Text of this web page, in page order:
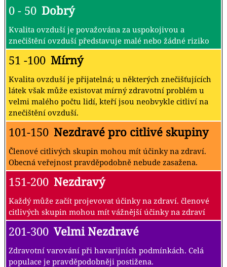
0 - 50 Dobrý
Kvalita ovzduší je považována za uspokojivou a
znečištění ovzduší představuje malé nebo žádné riziko
51 -100 Mírný
Kvalita ovzduší je přijatelná; u některých znečišťujících
látek však může existovat mírný zdravotní problém u
velmi malého počtu lidí, kteří jsou neobvykle citliví na
znečištění ovzduší.
101-150 Nezdravé pro citlivé skupiny
Členové citlivých skupin mohou mít účinky na zdraví.
Obecná veřejnost pravděpodobně nebude zasažena.
151-200 Nezdravý
Každý může začít projevovat účinky na zdraví. členové
citlivých skupin mohou mít vážnější účinky na zdraví
201-300 Velmi Nezdravé
Zdravotní varování při havarijních podmínkách. Celá
populace je pravděpodobněji postižena.